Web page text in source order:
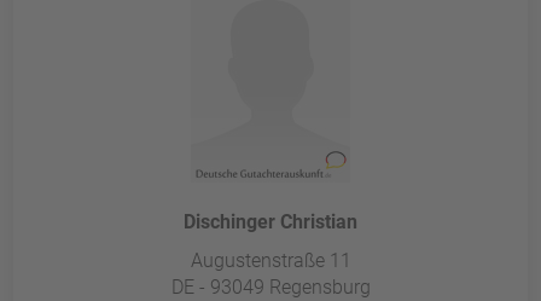
Dischinger Christian
Augustenstraße 11
DE - 93049 Regensburg